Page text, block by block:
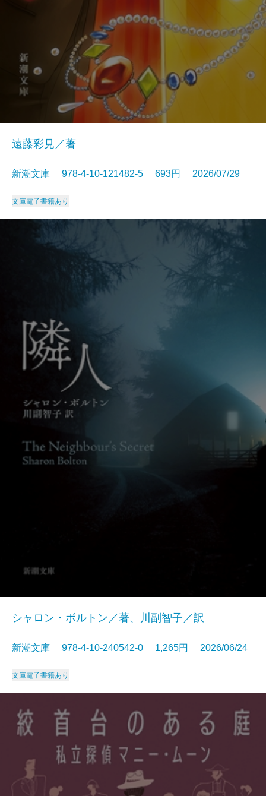
遠藤彩見／著
新潮文庫 978-4-10-121482-5 693円 2026/07/29
文庫電子書籍あり
シャロン・ボルトン／著、川副智子／訳
新潮文庫 978-4-10-240542-0 1,265円 2026/06/24
文庫電子書籍あり